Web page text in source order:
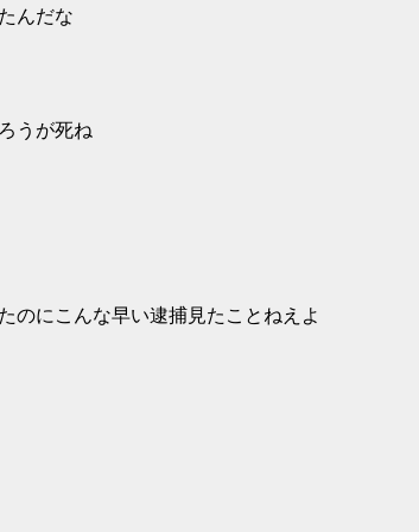
んだな
うが死ね
のにこんな早い逮捕見たことねえよ